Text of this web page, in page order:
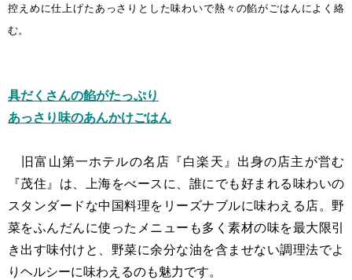
控えめに仕上げたあっさりとした味わいで熱々の餡がごはんによく絡
む。
具だくさんの餡がたっぷり
あっさり味のあんかけごはん
旧富山第一ホテルの名店『白楽天』出身の店主が営む
『茂住』は、上海をべースに、誰にでも好まれる味わいの
スタンダードな中国料理をリーズナブルに味わえる店。野
菜をふんだんに使ったメニューも多く素材の味を最大限引
き出す味付けと、野菜に余分な油を含ませない調理法でよ
りヘルシーに味わえるのも魅力です。